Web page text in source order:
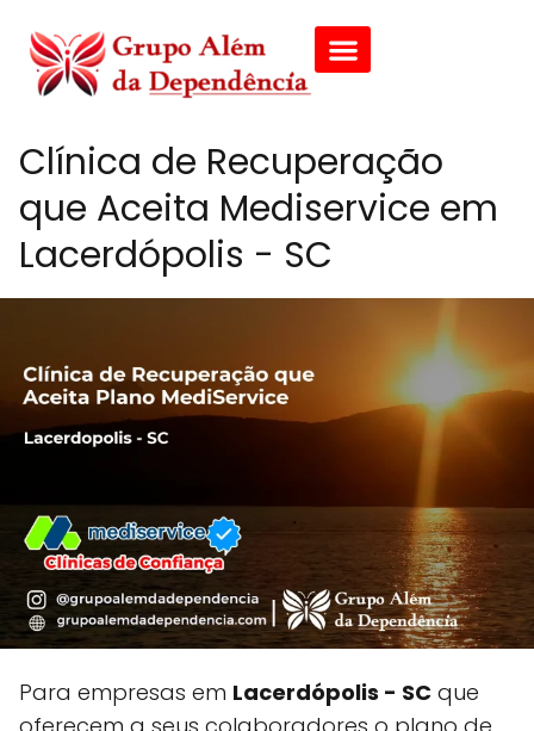
Clínica de Recuperação
que Aceita Mediservice em
Lacerdópolis - SC
Para empresas em Lacerdópolis - SC que